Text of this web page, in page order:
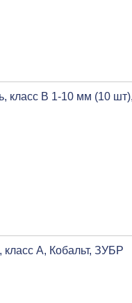
класс В 1-10 мм (10
А, Кобальт, ЗУБР